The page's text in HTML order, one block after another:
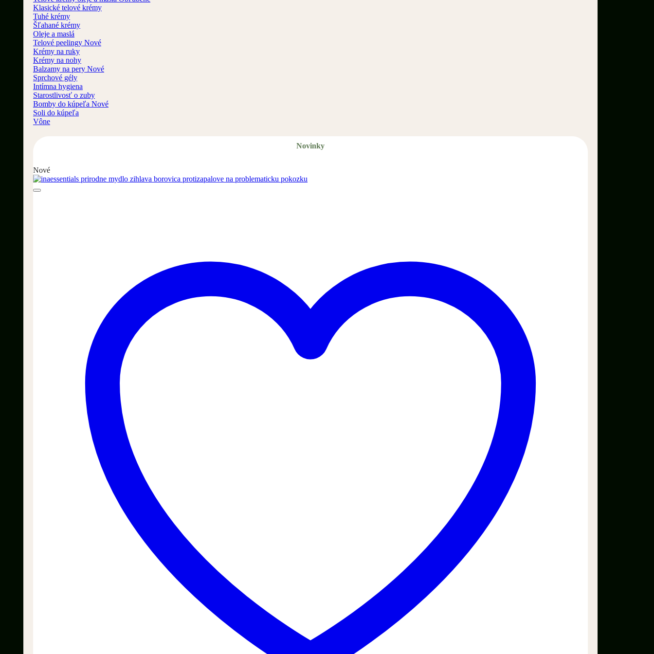
Klasické telové krémy
Tuhé krémy
Šľahané krémy
Oleje a maslá
Telové peelingy
Krémy na ruky
Krémy na nohy
Balzamy na pery
Sprchové gély
Intímna hygiena
Starostlivosť o zuby
Bomby do kúpeľa
Soli do kúpeľa
Vône
Novinky
Nové